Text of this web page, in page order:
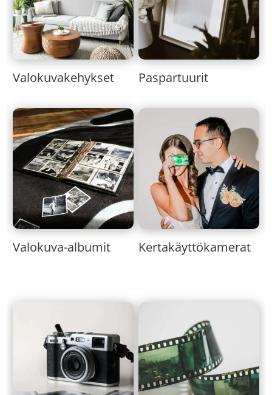
Valokuvakehykset Paspartuurit
Valokuva-albumit Kertakäyttökamerat